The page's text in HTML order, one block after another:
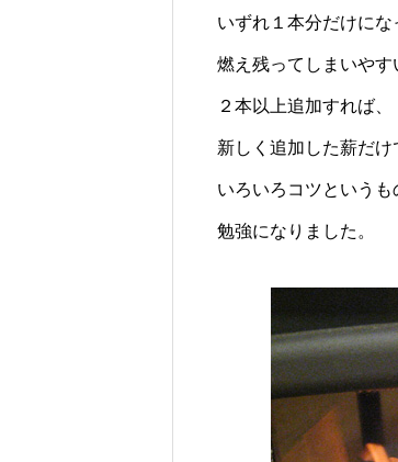
いずれ１本分だけにな
燃え残ってしまいやす
２本以上追加すれば、
新しく追加した薪だけ
いろいろコツというも
勉強になりました。